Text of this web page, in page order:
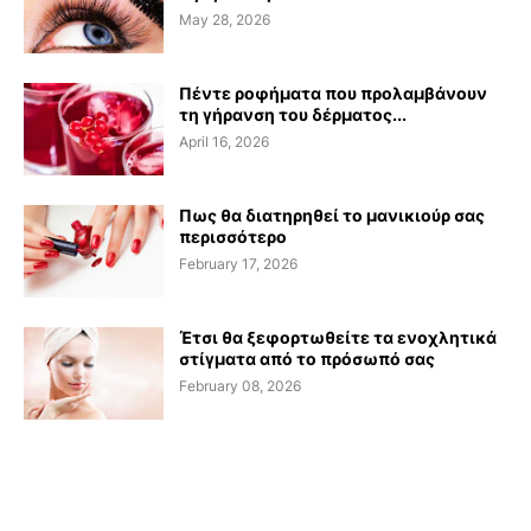
May 28, 2026
Πέντε ροφήματα που προλαμβάνουν
τη γήρανση του δέρματος...
April 16, 2026
Πως θα διατηρηθεί το μανικιούρ σας
περισσότερο
February 17, 2026
Έτσι θα ξεφορτωθείτε τα ενοχλητικά
στίγματα από το πρόσωπό σας
February 08, 2026